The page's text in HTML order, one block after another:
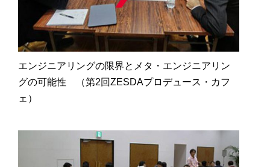
エンジニアリングの限界とメタ・エンジニアリン
グの可能性 （第2回ZESDAプロデュース・カフ
ェ）